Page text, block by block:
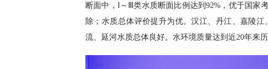
断面中，Ⅰ～Ⅲ类水质断面比例达到92%，优于国家
除；水质总体评价提升为优。汉江、丹江、嘉陵
流、延河水质总体良好。水环境质量达到近20年来历